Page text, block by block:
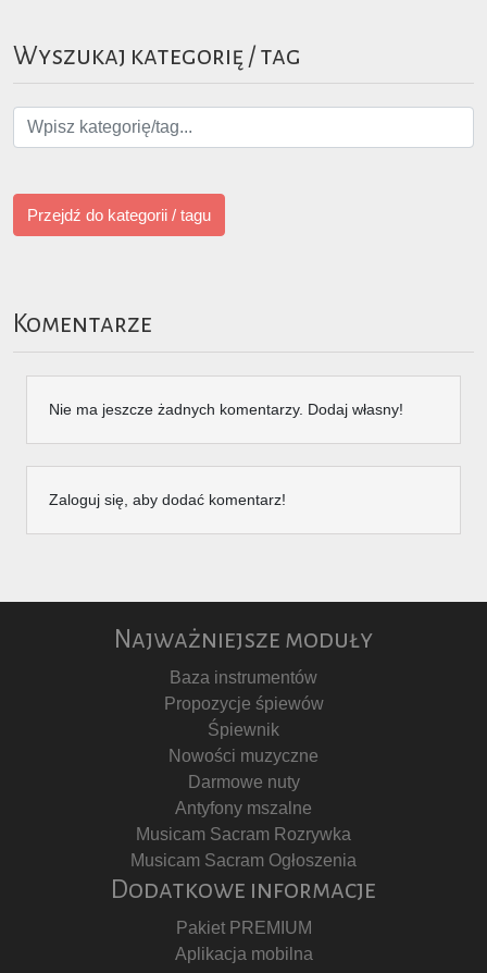
Wyszukaj kategorię / tag
Przejdź do kategorii / tagu
Komentarze
Nie ma jeszcze żadnych komentarzy. Dodaj własny!
Zaloguj się, aby dodać komentarz!
Najważniejsze moduły
Baza instrumentów
Propozycje śpiewów
Śpiewnik
Nowości muzyczne
Darmowe nuty
Antyfony mszalne
Musicam Sacram Rozrywka
Musicam Sacram Ogłoszenia
Dodatkowe informacje
Pakiet PREMIUM
Aplikacja mobilna